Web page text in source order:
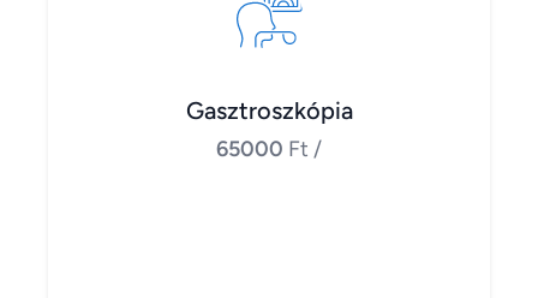
Gasztroszkópia
65000 Ft /